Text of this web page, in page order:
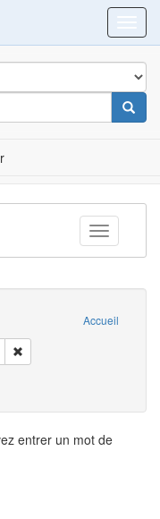
Toggle
Accueil
entrer un mot de